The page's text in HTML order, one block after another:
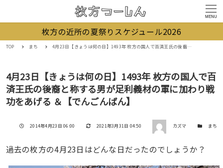
MENU
枚方の近所の夏祭りスケジュール2026
TOP まち 4月23日【きょうは何の日】1493年 枚方の国人で百済王氏の後裔と称する男が足利義材の軍に加わり戦功をあげる ＆【でんごんばん】
4月23日【きょうは何の日】1493年 枚方の国人で百
済王氏の後裔と称する男が足利義材の軍に加わり戦
功をあげる ＆【でんごんばん】
投稿日
2014年4月23日 06:00 更新日
2021年3月31日 04:50 著者 カズマ カテゴリー
まち
過去の枚方の4月23日はどんな日だったのでしょうか？